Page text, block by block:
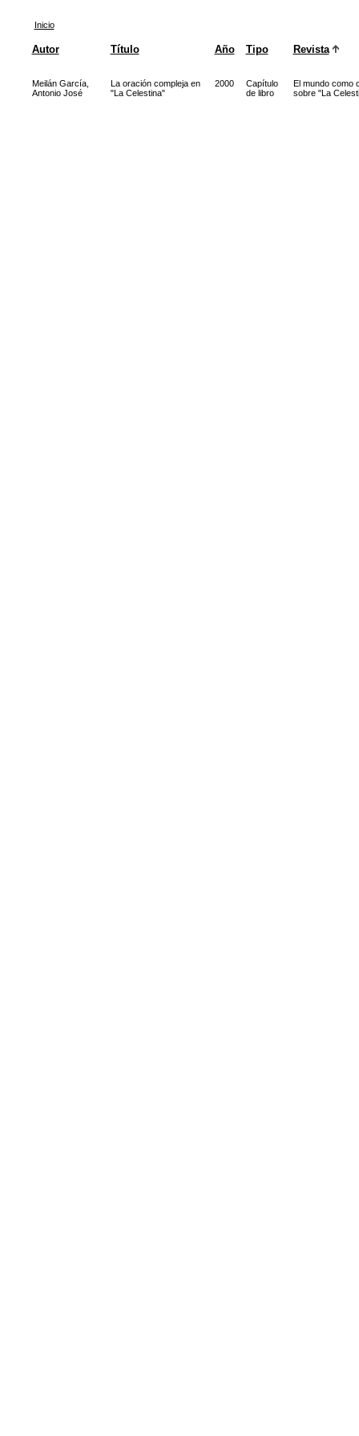
Inicio
Autor Título Año Tipo Revista
Meilán García,
Antonio José
La oración compleja en
"La Celestina"
2000
Capítulo
de libro
El mundo como
sobre "La